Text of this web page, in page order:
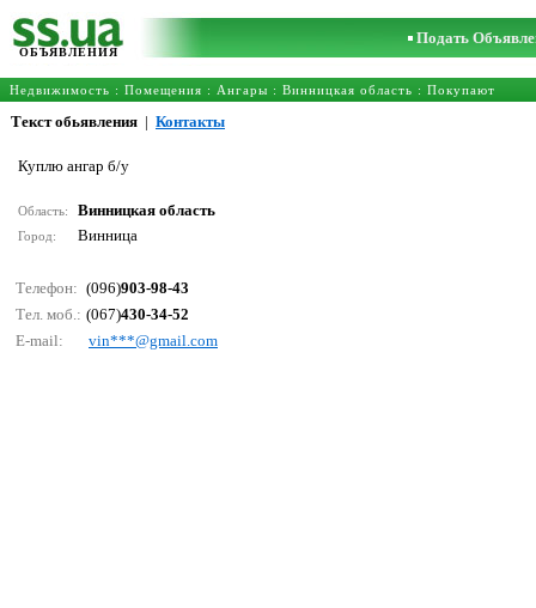
ОБЪЯВЛЕНИЯ
Подать
Недвижимость : Помещения : Ангары : Винницкая область : Покупают
Текст обьявления | Контакты
Куплю ангар б/у
Область: Винницкая область
Город: Винница
Телефон: (096)903-98-43
Тел. моб.: (067)430-34-52
E-mail:
vin***@gmаil.соm